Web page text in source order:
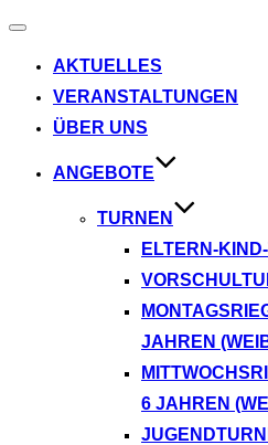
Navigation
AKTUELLES
VERANSTALTUNGEN
ÜBER UNS
ANGEBOTE
TURNEN
ELTERN-
JAHREN
6 JAHREN